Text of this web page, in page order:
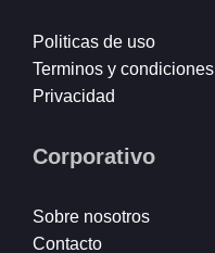
Politicas de uso
Terminos y condiciones
Privacidad
Corporativo
Sobre nosotros
Contacto